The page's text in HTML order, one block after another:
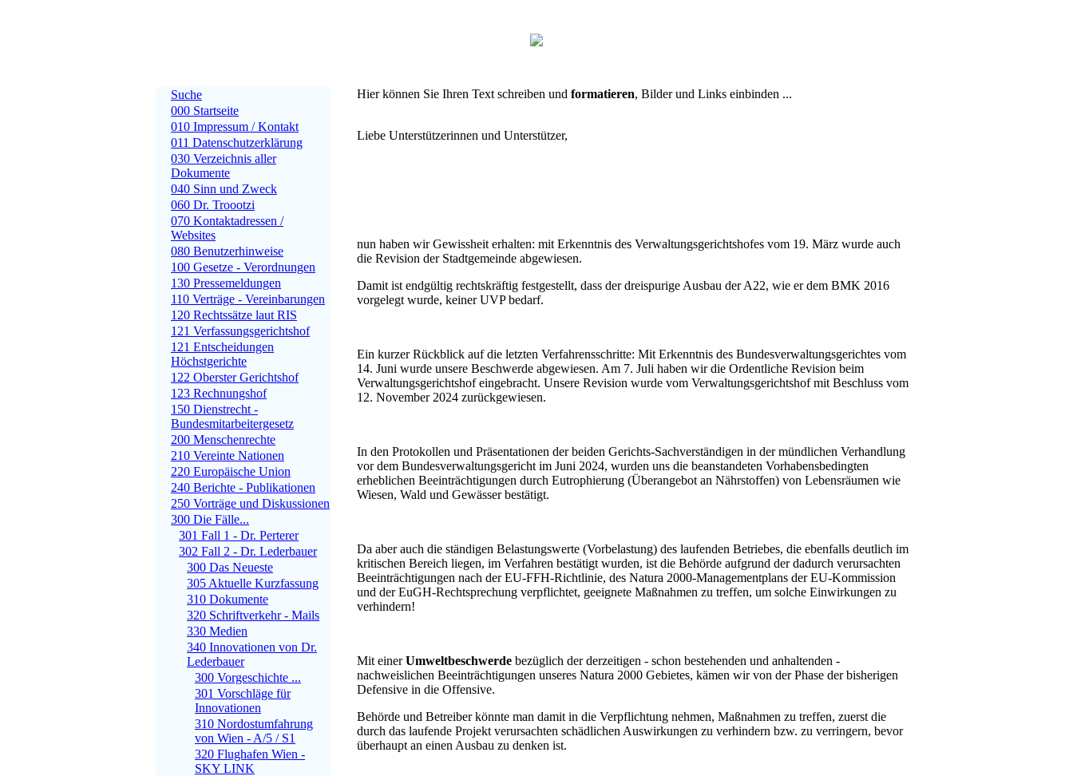
Suche
000 Startseite
010 Impressum / Kontakt
011 Datenschutzerklärung
030 Verzeichnis aller
Dokumente
040 Sinn und Zweck
060 Dr. Troootzi
070 Kontaktadressen /
Websites
080 Benutzerhinweise
100 Gesetze - Verordnungen
130 Pressemeldungen
110 Verträge - Vereinbarungen
120 Rechtssätze laut RIS
121 Verfassungsgerichtshof
121 Entscheidungen
Höchstgerichte
122 Oberster Gerichtshof
123 Rechnungshof
150 Dienstrecht -
Bundesmitarbeitergesetz
200 Menschenrechte
210 Vereinte Nationen
220 Europäische Union
240 Berichte - Publikationen
250 Vorträge und Diskussionen
300 Die Fälle...
301 Fall 1 - Dr. Perterer
302 Fall 2 - Dr. Lederbauer
300 Das Neueste
305 Aktuelle Kurzfassung
310 Dokumente
320 Schriftverkehr - Mails
330 Medien
340 Innovationen von Dr.
Lederbauer
300 Vorgeschichte ...
301 Vorschläge für
Innovationen
310 Nordostumfahrung
von Wien - A/5 / S1
320 Flughafen Wien -
SKY LINK
Hier können Sie Ihren Text schreiben und formatieren, Bilder und Links einbinden ...
Liebe Unterstützerinnen und Unterstützer,
nun haben wir Gewissheit erhalten: mit Erkenntnis des Verwaltungsgerichtshofes vom 19. März wurde auch
die Revision der Stadtgemeinde abgewiesen.
Damit ist endgültig rechtskräftig festgestellt, dass der dreispurige Ausbau der A22, wie er dem BMK 2016
vorgelegt wurde, keiner UVP bedarf.
Ein kurzer Rückblick auf die letzten Verfahrensschritte: Mit Erkenntnis des Bundesverwaltungsgerichtes vom
14. Juni wurde unsere Beschwerde abgewiesen. Am 7. Juli haben wir die Ordentliche Revision beim
Verwaltungsgerichtshof eingebracht. Unsere Revision wurde vom Verwaltungsgerichtshof mit Beschluss vom
12. November 2024 zurückgewiesen.
In den Protokollen und Präsentationen der beiden Gerichts-Sachverständigen in der mündlichen Verhandlung
vor dem Bundesverwaltungsgericht im Juni 2024, wurden uns die beanstandeten Vorhabensbedingten
erheblichen Beeinträchtigungen durch Eutrophierung (Überangebot an Nährstoffen) von Lebensräumen wie
Wiesen, Wald und Gewässer bestätigt.
Da aber auch die ständigen Belastungswerte (Vorbelastung) des laufenden Betriebes, die ebenfalls deutlich im
kritischen Bereich liegen, im Verfahren bestätigt wurden, ist die Behörde aufgrund der dadurch verursachten
Beeinträchtigungen nach der EU-FFH-Richtlinie, des Natura 2000-Managementplans der EU-Kommission
und der EuGH-Rechtsprechung verpflichtet, geeignete Maßnahmen zu treffen, um solche Einwirkungen zu
verhindern!
Mit einerUmweltbeschwerde bezüglich der derzeitigen - schon bestehenden und anhaltenden -
nachweislichen Beeinträchtigungen unseres Natura 2000 Gebietes, kämen wir von der Phase der bisherigen
Defensive in die Offensive.
Behörde und Betreiber könnte man damit in die Verpflichtung nehmen, Maßnahmen zu treffen, zuerst die
durch das laufende Projekt verursachten schädlichen Auswirkungen zu verhindern bzw. zu verringern, bevor
überhaupt an einen Ausbau zu denken ist.